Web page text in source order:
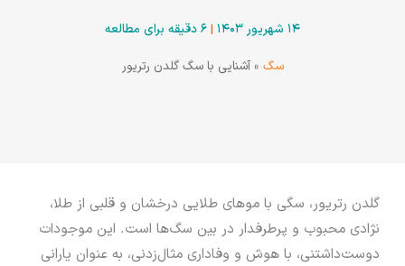
۱۴ شهریور ۱۴۰۳ |6 دقیقه برای مطالعه
سگ »آشنایی با سگ گلدن رتریور
گلدن رتریور، سگی با موهای طلایی درخشان و قلبی از طلا،
نژادی محبوب و پرطرفدار در بین سگ‌ها است. این موجودات
دوست‌داشتنی، با هوش و وفاداری مثال‌زدنی، به عنوان یارانی